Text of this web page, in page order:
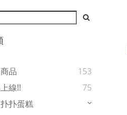
品
153
線!!
75
扑蛋糕